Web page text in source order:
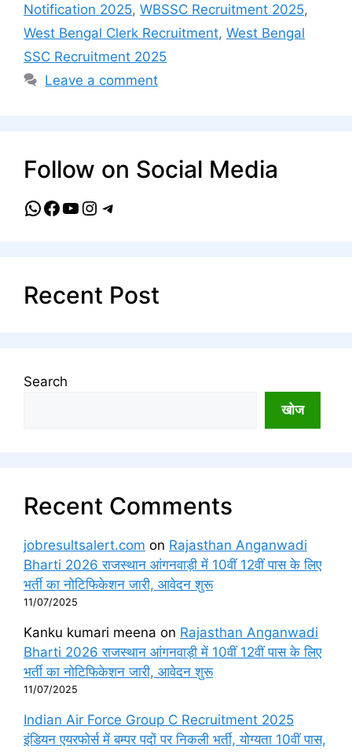
Notification 2025, WBSSC Recruitment 2025,
West Bengal Clerk Recruitment, West Bengal
SSC Recruitment 2025
Leave a comment
Follow on Social Media
WhatsApp
Facebook
YouTube
Instagram
Telegram
Recent Post
Search
खोज
Recent Comments
jobresultsalert.com on Rajasthan Anganwadi
Bharti 2026 राजस्थान आंगनवाड़ी में 10वीं 12वीं पास के लिए
भर्ती का नोटिफिकेशन जारी, आवेदन शुरू
11/07/2025
Kanku kumari meena on Rajasthan Anganwadi
Bharti 2026 राजस्थान आंगनवाड़ी में 10वीं 12वीं पास के लिए
भर्ती का नोटिफिकेशन जारी, आवेदन शुरू
11/07/2025
Indian Air Force Group C Recruitment 2025
इंडियन एयरफोर्स में बम्पर पदों पर निकली भर्ती, योग्यता 10वीं पास,